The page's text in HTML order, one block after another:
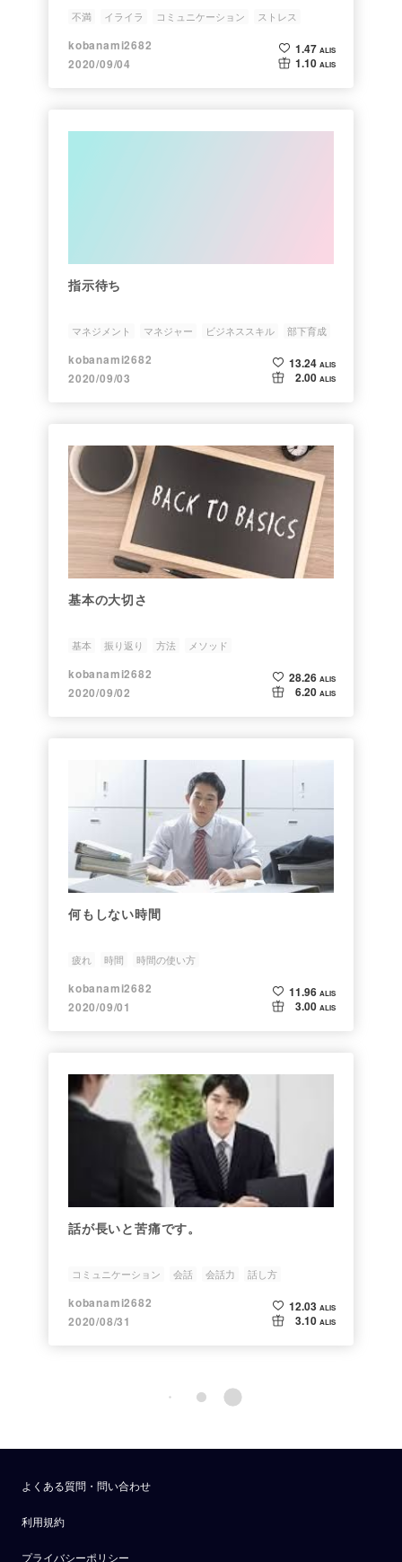
不満 イライラ コミュニケーション ストレス
kobanami2682
2020/09/04
1.47 ALIS
1.10 ALIS
指示待ち
マネジメント マネジャー ビジネススキル 部下育成
kobanami2682
2020/09/03
13.24 ALIS
2.00 ALIS
基本の大切さ
基本 振り返り 方法 メソッド
kobanami2682
2020/09/02
28.26 ALIS
6.20 ALIS
何もしない時間
疲れ 時間 時間の使い方
kobanami2682
2020/09/01
11.96 ALIS
3.00 ALIS
話が長いと苦痛です。
コミュニケーション 会話 会話力 話し方
kobanami2682
2020/08/31
12.03 ALIS
3.10 ALIS
よくある質問・問い合わせ
利用規約
プライバシーポリシー